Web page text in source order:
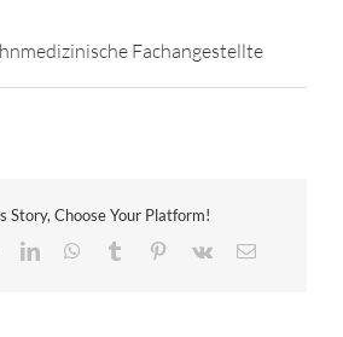
Fachangestellte
Story, Choose Your Platform!
LinkedInWhatsApp
Tumblr Pinterest
Vk
E-